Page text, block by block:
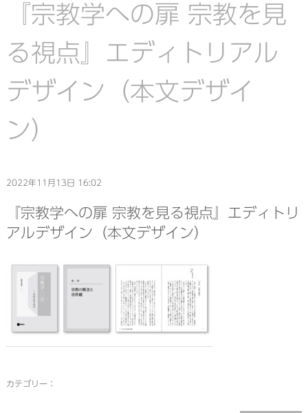
『宗教学への扉 宗教を見
る視点』エディトリアル
デザイン（本文デザイ
ン）
2022年11月13日 16:02
『宗教学への扉 宗教を見る視点』エディトリ
アルデザイン（本文デザイン）
カテゴリー：